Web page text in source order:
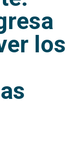
los